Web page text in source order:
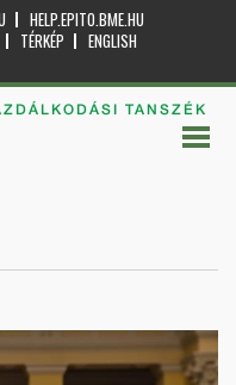
HELP.EPITO.BME.HU
TÉRKÉP
ENGLISH
TANSZÉK